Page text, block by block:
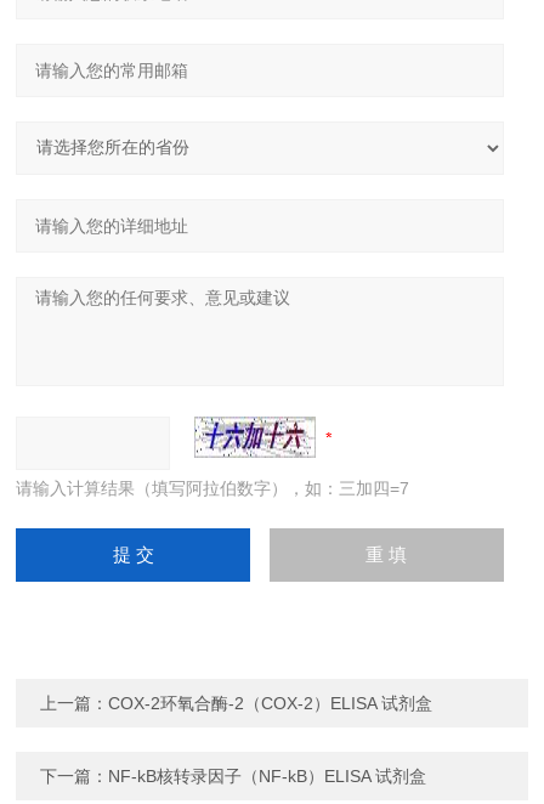
请输入计算结果（填写阿拉伯数字），如：三加四=7
上一篇：COX-2环氧合酶-2（COX-2）ELISA 试剂盒
下一篇： NF-kB核转录因子（NF-kB）ELISA 试剂盒